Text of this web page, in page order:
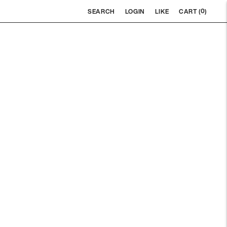
SEARCH LOGIN LIKE CART (0)